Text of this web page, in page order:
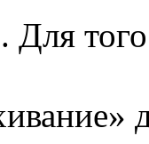
Для